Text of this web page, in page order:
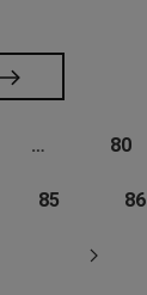
… 80
85 86